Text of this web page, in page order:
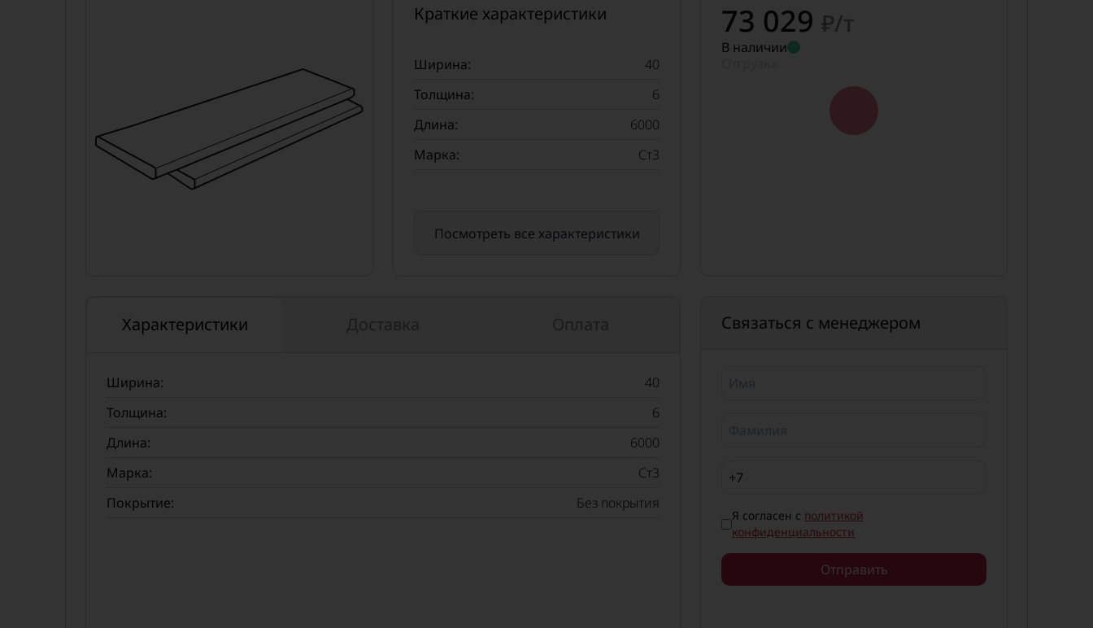
Краткие характеристики
Ширина:
40
Толщина:
6
Длина:
6000
Марка:
Ст3
Посмотреть все характеристики
73 029 ₽/т
В наличии
Характеристики
Ширина:
40
Толщина:
6
Длина:
6000
Марка:
Ст3
Покрытие:
Без покрытия
Связаться с менеджером
Я согласен с политикой
конфиденциальности
Отправить